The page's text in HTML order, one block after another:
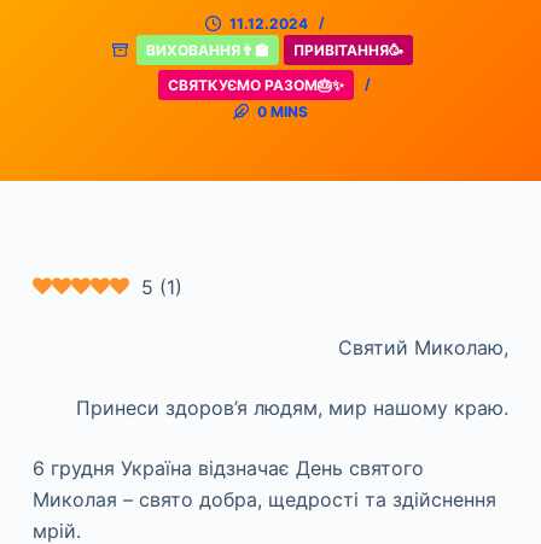
11.12.2024
ВИХОВАННЯ👨‍🏫
ПРИВІТАННЯ🥳
СВЯТКУЄМО РАЗОМ🎂✨
0 MINS
5 (1)
Святий Миколаю,
Принеси здоров’я людям, мир нашому краю.
6 грудня Україна відзначає День святого
Миколая – свято добра, щедрості та здійснення
мрій.